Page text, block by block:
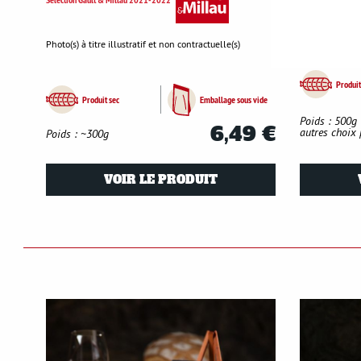
Photo(s) à titre illustratif et non contractuelle(s)
Produit sec Emballage sous vide
Poids : ~300g 6,49 €
VOIR LE PRODUIT
Photo(s) à
Poids : 500g
autres choix